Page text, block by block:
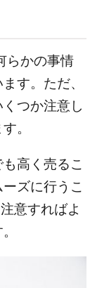
らかの事情
す。 ただ、
つか注意し
。
高く売るこ
ズに行うこ
意すればよ